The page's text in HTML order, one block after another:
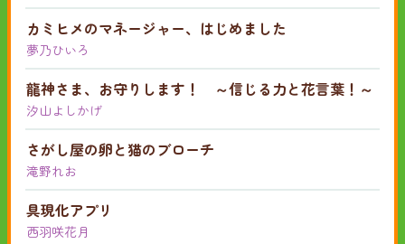
カミヒメのマネージャー、はじめました
夢乃ひいろ
龍神さま、お守りします！ ～信じる力と花言葉！～
汐山よしかげ
さがし屋の卵と猫のブローチ
滝野れお
具現化アプリ
西羽咲花月